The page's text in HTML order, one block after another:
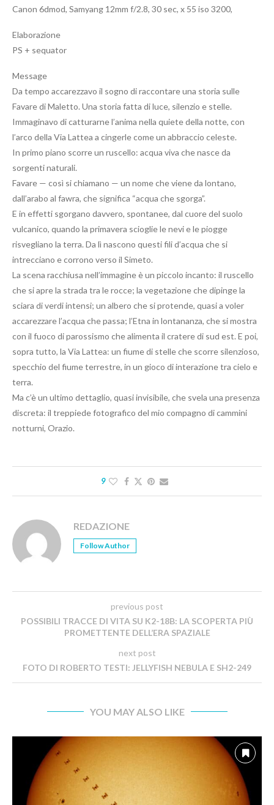
Canon 6dmod, Samyang 12mm f/2.8, 30 sec, x 55 iso 3200,
Elaborazione
PS + sequator
Message
Da tempo accarezzavo il sogno di raccontare una storia sulle
Favare di Maletto. Una storia fatta di luce, silenzio e stelle.
Immaginavo di catturarne l’anima nella quiete della notte, con
l’arco della Via Lattea a cingerle come un abbraccio celeste.
In primo piano scorre un ruscello: acqua viva che nasce da
sorgenti naturali.
Favare — così si chiamano — un nome che viene da lontano,
dall’arabo al fawra, che significa “acqua che sgorga”.
E in effetti sgorgano davvero, spontanee, dal cuore del suolo
vulcanico, quando la primavera scioglie le nevi e le piogge
risvegliano la terra. Da lì nascono questi fili d’acqua che si
intrecciano e corrono verso il Simeto.
La scena racchiusa nell’immagine è un piccolo incanto: il ruscello
che si apre la strada tra le rocce; la vegetazione che dipinge la
sciara di verdi intensi; un albero che si protende, quasi a voler
accarezzare l’acqua che passa; l’Etna in lontananza, che si mostra
con il fuoco di parossismo che alimenta il cratere di sud est. E poi,
sopra tutto, la Via Lattea: un fiume di stelle che scorre silenzioso,
specchio del fiume terrestre, in un gioco di interazione tra cielo e
terra.
Ma c’è un ultimo dettaglio, quasi invisibile, che svela una presenza
discreta: il treppiede fotografico del mio compagno di cammini
notturni, Orazio.
9
REDAZIONE
Follow Author
previous post
POSSIBILI TRACCE DI VITA SU K2-18B: LA SCOPERTA PIÙ
PROMETTENTE DELL’ERA SPAZIALE
next post
FOTO DI ROBERTO TESTI: JELLYFISH NEBULA E SH2-249
YOU MAY ALSO LIKE